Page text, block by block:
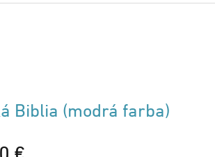
Biblia (modrá farba)